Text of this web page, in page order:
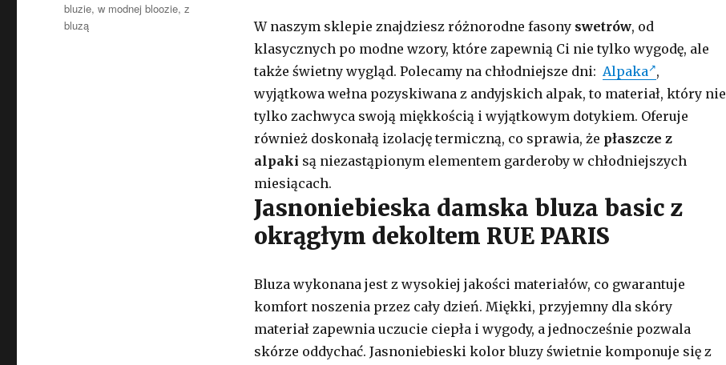
W naszym sklepie znajdziesz różnorodne fasony swetrów, od
klasycznych po modne wzory, które zapewnią Ci nie tylko wygodę, ale
także świetny wygląd. Polecamy na chłodniejsze dni: Alpaka ,
wyjątkowa wełna pozyskiwana z andyjskich alpak, to materiał, który nie
tylko zachwyca swoją miękkością i wyjątkowym dotykiem. Oferuje
również doskonałą izolację termiczną, co sprawia, że płaszcze z
alpaki są niezastąpionym elementem garderoby w chłodniejszych
miesiącach.
Jasnoniebieska damska bluza basic z
okrągłym dekoltem RUE PARIS
Bluza wykonana jest z wysokiej jakości materiałów, co gwarantuje
komfort noszenia przez cały dzień. Miękki, przyjemny dla skóry
materiał zapewnia uczucie ciepła i wygody, a jednocześnie pozwala
skórze oddychać. Jasnoniebieski kolor bluzy świetnie komponuje się z
bluzie,w modnej bloozie,z
bluzą